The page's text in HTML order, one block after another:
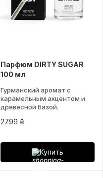
Парфюм DIRTY SUGAR
100 мл
Гурманский аромат с
карамельным акцентом и
древесной базой.
2799 ₴
Купить